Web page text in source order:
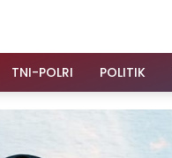
TNI-POLRI POLITIK